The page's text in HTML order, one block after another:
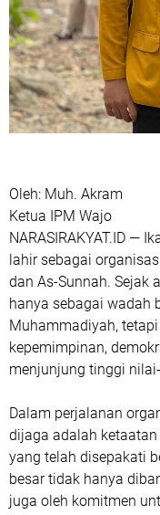
Oleh: Muh. Akram
Ketua IPM Wajo
NARASIRAKYAT.ID —
lahir sebagai
dan As-Sunnah. Sejak
hanya sebagai wadah
Muhammadiyah,
kepemimpinan,
menjunjung tinggi
Dalam perjalanan
dijaga adalah
yang telah disepakati
besar tidak hanya
juga oleh komitmen